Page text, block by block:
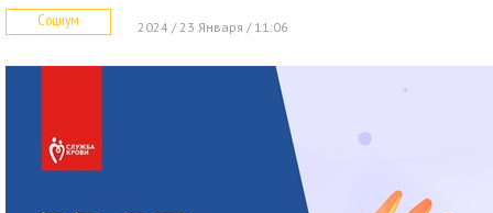
Социум 2024 / 23 Января / 11:06